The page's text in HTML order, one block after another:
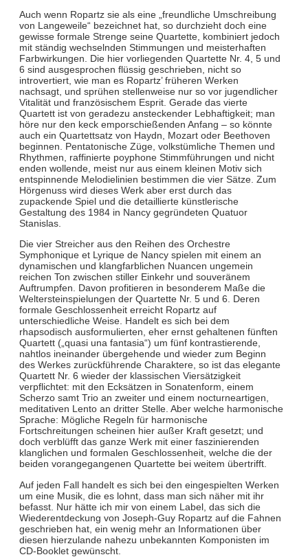
Auch wenn Ropartz sie als eine „freundliche Umschreibung
von Langeweile“ bezeichnet hat, so durchzieht doch eine
gewisse formale Strenge seine Quartette, kombiniert jedoch
mit ständig wechselnden Stimmungen und meisterhaften
Farbwirkungen. Die hier vorliegenden Quartette Nr. 4, 5 und
6 sind ausgesprochen flüssig geschrieben, nicht so
introvertiert, wie man es Ropartz’ früheren Werken
nachsagt, und sprühen stellenweise nur so vor jugendlicher
Vitalität und französischem Esprit. Gerade das vierte
Quartett ist von geradezu ansteckender Lebhaftigkeit; man
höre nur den keck emporschießenden Anfang – so könnte
auch ein Quartettsatz von Haydn, Mozart oder Beethoven
beginnen. Pentatonische Züge, volkstümliche Themen und
Rhythmen, raffinierte poyphone Stimmführungen und nicht
enden wollende, meist nur aus einem kleinen Motiv sich
entspinnende Melodielinien bestimmen die vier Sätze. Zum
Hörgenuss wird dieses Werk aber erst durch das
zupackende Spiel und die detaillierte künstlerische
Gestaltung des 1984 in Nancy gegründeten Quatuor
Stanislas.
Die vier Streicher aus den Reihen des Orchestre
Symphonique et Lyrique de Nancy spielen mit einem an
dynamischen und klangfarblichen Nuancen ungemein
reichen Ton zwischen stiller Einkehr und souveränem
Auftrumpfen. Davon profitieren in besonderem Maße die
Weltersteinspielungen der Quartette Nr. 5 und 6. Deren
formale Geschlossenheit erreicht Ropartz auf
unterschiedliche Weise. Handelt es sich bei dem
rhapsodisch ausformulierten, eher ernst gehaltenen fünften
Quartett („quasi una fantasia“) um fünf kontrastierende,
nahtlos ineinander übergehende und wieder zum Beginn
des Werkes zurückführende Charaktere, so ist das elegante
Quartett Nr. 6 wieder der klassischen Viersätzigkeit
verpflichtet: mit den Ecksätzen in Sonatenform, einem
Scherzo samt Trio an zweiter und einem nocturneartigen,
meditativen Lento an dritter Stelle. Aber welche harmonische
Sprache: Mögliche Regeln für harmonische
Fortschreitungen scheinen hier außer Kraft gesetzt; und
doch verblüfft das ganze Werk mit einer faszinierenden
klanglichen und formalen Geschlossenheit, welche die der
beiden vorangegangenen Quartette bei weitem übertrifft.
Auf jeden Fall handelt es sich bei den eingespielten Werken
um eine Musik, die es lohnt, dass man sich näher mit ihr
befasst. Nur hätte ich mir von einem Label, das sich die
Wiederentdeckung von Joseph-Guy Ropartz auf die Fahnen
geschrieben hat, ein wenig mehr an Informationen über
diesen hierzulande nahezu unbekannten Komponisten im
CD-Booklet gewünscht.